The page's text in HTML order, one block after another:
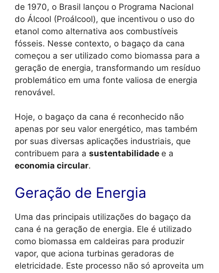
de 1970, o Brasil lançou o Programa Nacional
do Álcool (Proálcool), que incentivou o uso do
etanol como alternativa aos combustíveis
fósseis. Nesse contexto, o bagaço da cana
começou a ser utilizado como biomassa para a
geração de energia, transformando um resíduo
problemático em uma fonte valiosa de energia
renovável.
Hoje, o bagaço da cana é reconhecido não
apenas por seu valor energético, mas também
por suas diversas aplicações industriais, que
contribuem para a sustentabilidade e a
economia circular.
Geração de Energia
Uma das principais utilizações do bagaço da
cana é na geração de energia. Ele é utilizado
como biomassa em caldeiras para produzir
vapor, que aciona turbinas geradoras de
eletricidade. Este processo não só aproveita um